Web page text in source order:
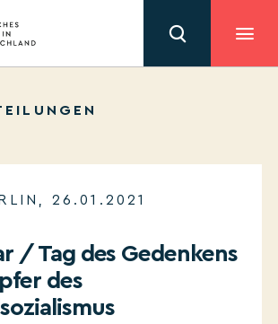
26.01.2021
/ Tag des Gedenkens
des